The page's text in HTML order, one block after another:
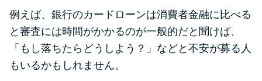
カードローンQ&A
特集ページ
例えば、銀行のカードローンは消費者金融に比べる
と審査には時間がかかるのが一般的だと聞けば、
「もし落ちたらどうしよう？」などと不安が募る人
もいるかもしれません。